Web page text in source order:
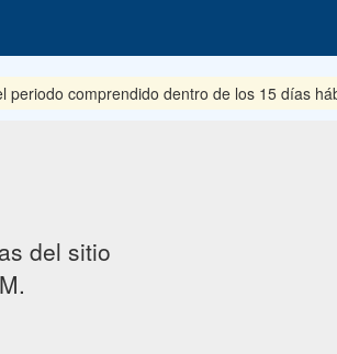
comprendido dentro de los 15 días hábiles
del sitio